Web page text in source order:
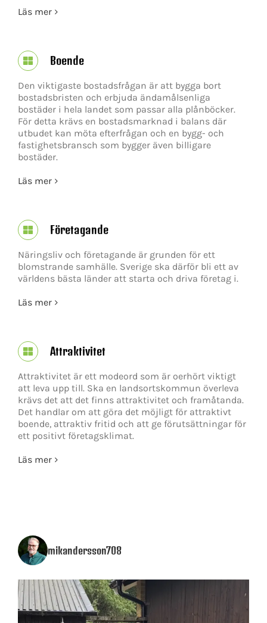
Läs mer
Boende
Den viktigaste bostadsfrågan är att bygga bort
bostadsbristen och erbjuda ändamålsenliga
bostäder i hela landet som passar alla plånböcker.
För detta krävs en bostadsmarknad i balans där
utbudet kan möta efterfrågan och en bygg- och
fastighetsbransch som bygger även billigare
bostäder.
Läs mer
Företagande
Näringsliv och företagande är grunden för ett
blomstrande samhälle. Sverige ska därför bli ett av
världens bästa länder att starta och driva företag i.
Läs mer
Attraktivitet
Attraktivitet är ett modeord som är oerhört viktigt
att leva upp till. Ska en landsortskommun överleva
krävs det att det finns attraktivitet och framåtanda.
Det handlar om att göra det möjligt för attraktivt
boende, attraktiv fritid och att ge förutsättningar för
ett positivt företagsklimat.
Läs mer
mikandersson708